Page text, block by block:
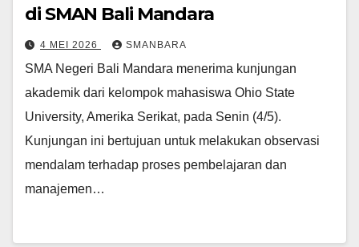
di SMAN Bali Mandara
4 MEI 2026 SMANBARA
SMA Negeri Bali Mandara menerima kunjungan
akademik dari kelompok mahasiswa Ohio State
University, Amerika Serikat, pada Senin (4/5).
Kunjungan ini bertujuan untuk melakukan observasi
mendalam terhadap proses pembelajaran dan
manajemen…